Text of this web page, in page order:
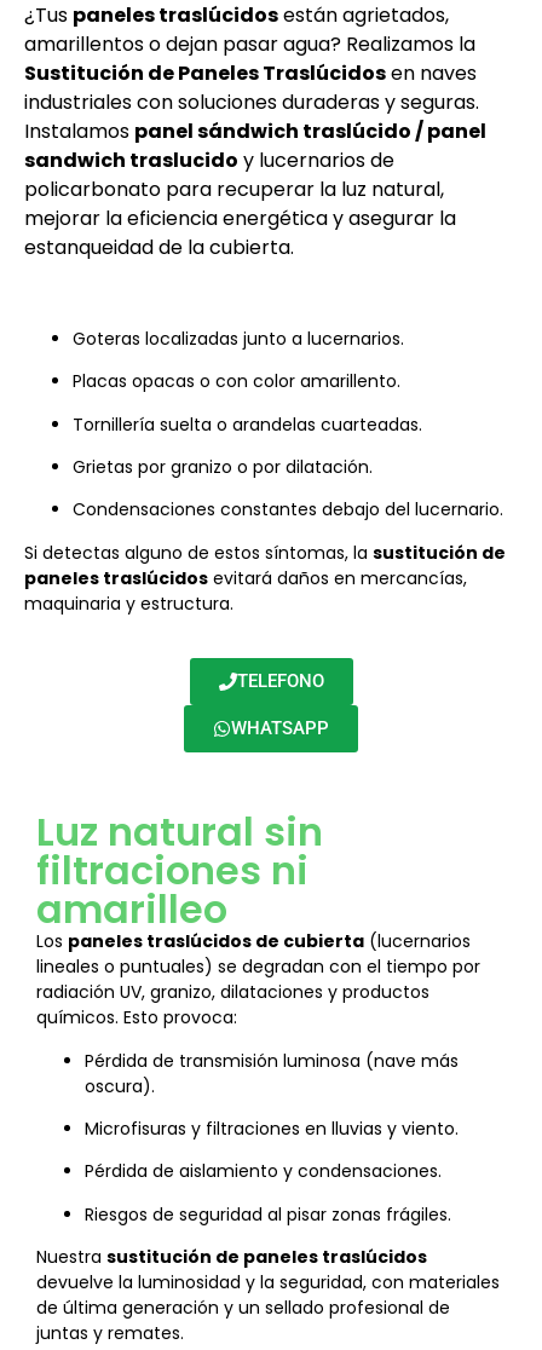
¿Tus paneles traslúcidosestán agrietados,
amarillentos o dejan pasar agua? Realizamos la
Sustitución de Paneles Traslúcidosen naves
industriales con soluciones duraderas y seguras.
Instalamos panel sándwich traslúcido / panel
sandwich traslucido y lucernarios de
policarbonato para recuperar la luz natural,
mejorar la eficiencia energética y asegurar la
estanqueidad de la cubierta.
Goteras localizadas junto a lucernarios.
Placas opacas o con color amarillento.
Tornillería suelta o arandelas cuarteadas.
Grietas por granizo o por dilatación.
Condensaciones constantes debajo del lucernario.
Si detectas alguno de estos síntomas, la sustitución de
paneles traslúcidos evitará daños en mercancías,
maquinaria y estructura.
TELEFONO
WHATSAPP
Luz natural sin
filtraciones ni
amarilleo
Los paneles traslúcidos de cubierta (lucernarios
lineales o puntuales) se degradan con el tiempo por
radiación UV, granizo, dilataciones y productos
químicos. Esto provoca:
Pérdida de transmisión luminosa (nave más
oscura).
Microfisuras y filtraciones en lluvias y viento.
Pérdida de aislamiento y condensaciones.
Riesgos de seguridad al pisar zonas frágiles.
Nuestra sustitución de paneles traslúcidos
devuelve la luminosidad y la seguridad, con materiales
de última generación y un sellado profesional de
juntas y remates.